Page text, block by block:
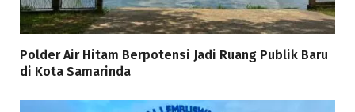
Polder Air Hitam Berpotensi Jadi Ruang Publik Baru
di Kota Samarinda